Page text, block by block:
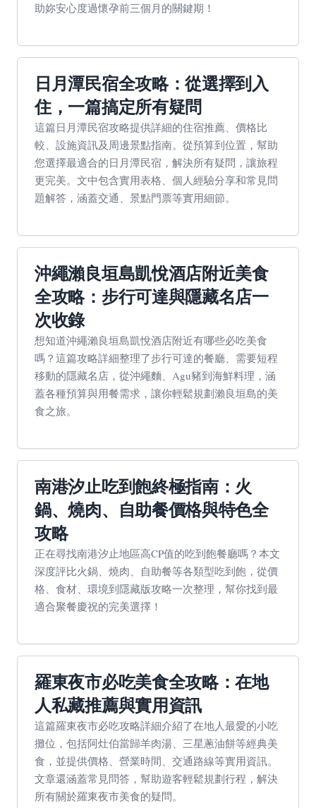
助妳安心度過懷孕前三個月的關鍵期！
日月潭民宿全攻略：從選擇到入
住，一篇搞定所有疑問
這篇日月潭民宿攻略提供詳細的住宿推薦、價格比
較、設施資訊及周邊景點指南。從預算到位置，幫助
您選擇最適合的日月潭民宿，解決所有疑問，讓旅程
更完美。文中包含實用表格、個人經驗分享和常見問
題解答，涵蓋交通、景點門票等實用細節。
沖繩瀨良垣島凱悅酒店附近美食
全攻略：步行可達與隱藏名店一
次收錄
想知道沖繩瀨良垣島凱悅酒店附近有哪些必吃美食
嗎？這篇攻略詳細整理了步行可達的餐廳、需要短程
移動的隱藏名店，從沖繩麵、Agu豬到海鮮料理，涵
蓋各種預算與用餐需求，讓你輕鬆規劃瀨良垣島的美
食之旅。
南港汐止吃到飽終極指南：火
鍋、燒肉、自助餐價格與特色全
攻略
正在尋找南港汐止地區高CP值的吃到飽餐廳嗎？本文
深度評比火鍋、燒肉、自助餐等各類型吃到飽，從價
格、食材、環境到隱藏版攻略一次整理，幫你找到最
適合聚餐慶祝的完美選擇！
羅東夜市必吃美食全攻略：在地
人私藏推薦與實用資訊
這篇羅東夜市必吃攻略詳細介紹了在地人最愛的小吃
攤位，包括阿灶伯當歸羊肉湯、三星蔥油餅等經典美
食，並提供價格、營業時間、交通路線等實用資訊。
文章還涵蓋常見問答，幫助遊客輕鬆規劃行程，解決
所有關於羅東夜市美食的疑問。